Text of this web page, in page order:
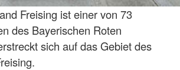
Freising ist einer von 73
des Bayerischen Roten
sich auf das Gebiet des